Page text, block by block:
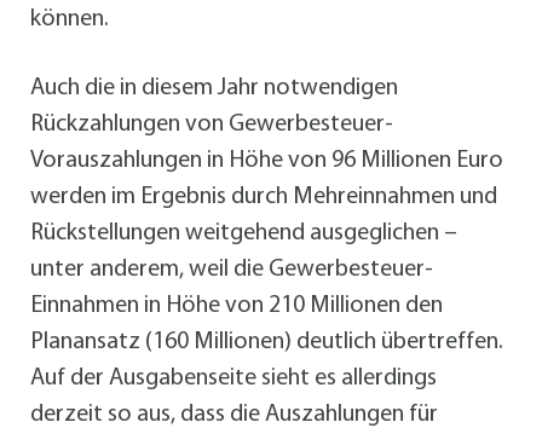
können.
Auch die in diesem Jahr notwendigen
Rückzahlungen von Gewerbesteuer-
Vorauszahlungen in Höhe von 96 Millionen Euro
werden im Ergebnis durch Mehreinnahmen und
Rückstellungen weitgehend ausgeglichen –
unter anderem, weil die Gewerbesteuer-
Einnahmen in Höhe von 210 Millionen den
Planansatz (160 Millionen) deutlich übertreffen.
Auf der Ausgabenseite sieht es allerdings
derzeit so aus, dass die Auszahlungen für